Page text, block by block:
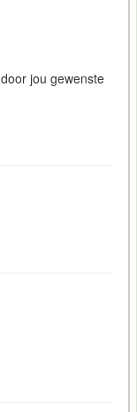
jou gewenste